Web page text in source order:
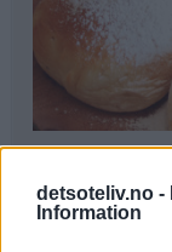
detsoteliv.no -
Information
1 liter melk